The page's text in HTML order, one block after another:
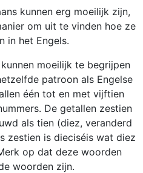
kunnen erg moeilijk zijn,
om uit te vinden hoe ze
in het Engels.
moeilijk te begrijpen
patroon als Engelse
één tot en met vijftien
De getallen zestien
als tien (diez, veranderd
zestien is dieciséis wat diez
op dat deze woorden
woorden zijn.